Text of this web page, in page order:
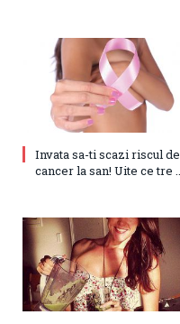
Invata sa-ti scazi riscul de
cancer la san! Uite ce tre ...